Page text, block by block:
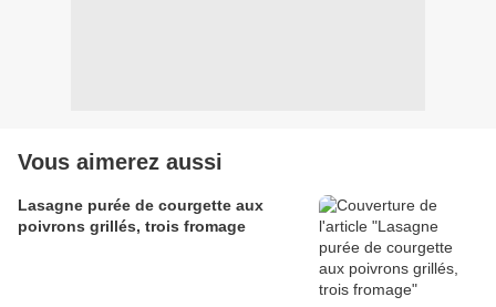
Vous aimerez aussi
Lasagne purée de courgette aux
poivrons grillés, trois fromage